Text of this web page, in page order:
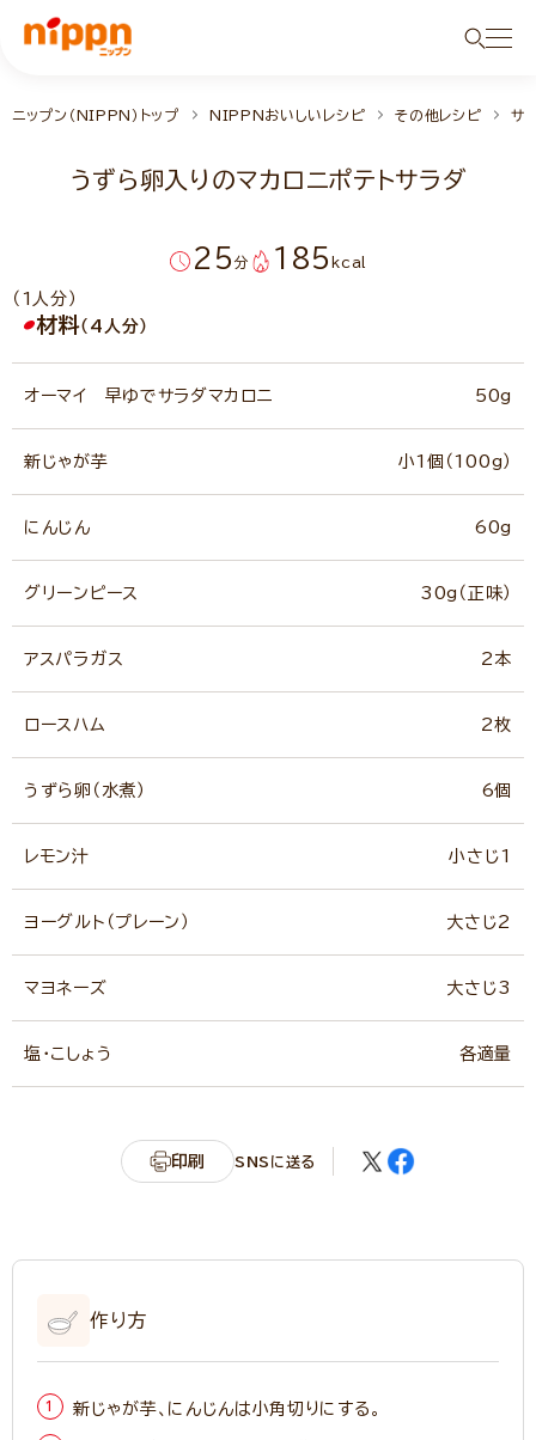
ニップン（NIPPN）トップ NIPPNおいしいレシピ その他レシピ サ
うずら卵入りのマカロニポテトサラダ
25 分 185kcal
（1人分）
材料（4人分）
オーマイ 早ゆでサラダマカロニ 50g
新じゃが芋 小1個（100g）
にんじん 60g
グリーンピース 30g（正味）
アスパラガス 2本
ロースハム 2枚
うずら卵（水煮） 6個
レモン汁 小さじ1
ヨーグルト（プレーン） 大さじ2
マヨネーズ 大さじ3
塩・こしょう 各適量
印刷 SNSに送る
作り方
新じゃが芋、にんじんは小角切りにする。